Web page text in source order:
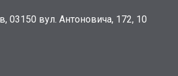
03150 вул. Антоновича, 172, 10